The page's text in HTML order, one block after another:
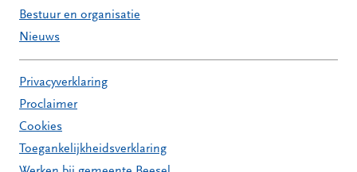
Bestuur en organisatie
Nieuws
Privacyverklaring
Proclaimer
Cookies
Toegankelijkheidsverklaring